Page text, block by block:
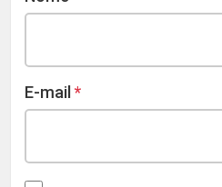
E-mail*